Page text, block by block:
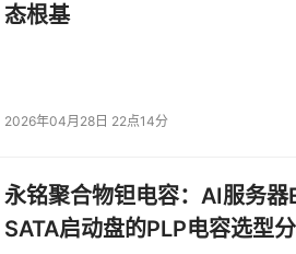
态根基
2026年04月28日 22点14分
永铭聚合物钽电容：AI服务
SATA启动盘的PLP电容选型